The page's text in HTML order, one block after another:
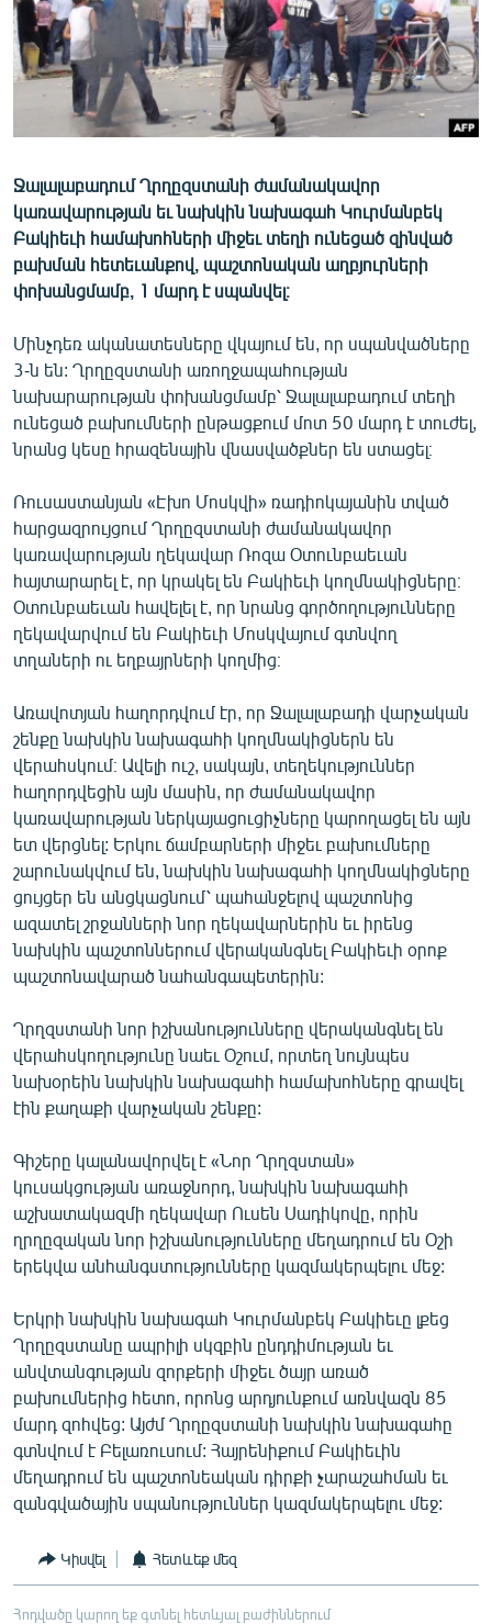
ՄԻՋԱԶԳԱՅԻՆ
ՄՇԱԿՈՒՅԹ
ՍՊՈՐՏ
ՄԵԿՆԱԲԱՆՈՒԹՅՈՒՆ
ՏՏ ԵՒ ԻՆՏԵՐՆԵՏ
ԿՈՐՈՆԱՎԻՐՈՒՍ
ԱՐԽԻՎ
ՏԵՍԱՆՅՈՒԹԵՐ
ԲԱՆԱՎԵՃ
ՁԳՏԵԼՈՎ ԼԱՎԱԳՈՒՅՆԻՆ
ՓՈԴՔԱՍԹ
English
Русский
ՀԵՏԵՎԵՔ ՄԵԶ
«Ազատության» բոլոր կայքերը
Ջալալաբադում Ղրղըզստանի ժամանակավոր
կառավարության եւ նախկին նախագահ Կուրմանբեկ
Բակիեւի համախոհների միջեւ տեղի ունեցած զինված
բախման հետեւանքով, պաշտոնական աղբյուրների
փոխանցմամբ, 1 մարդ է սպանվել։
Մինչդեռ ականատեսները վկայում են, որ սպանվածները
3-ն են: Ղրղըզստանի առողջապահության
նախարարության փոխանցմամբ՝ Ջալալաբադում տեղի
ունեցած բախումների ընթացքում մոտ 50 մարդ է տուժել,
նրանց կեսը հրազենային վնասվածքներ են ստացել։
Ռուսաստանյան «Էխո Մոսկվի» ռադիոկայանին տված
հարցազրույցում Ղրղըզստանի ժամանակավոր
կառավարության ղեկավար Ռոզա Օտունբաեւան
հայտարարել է, որ կրակել են Բակիեւի կողմնակիցները։
Օտունբաեւան հավելել է, որ նրանց գործողությունները
ղեկավարվում են Բակիեւի Մոսկվայում գտնվող
տղաների ու եղբայրների կողմից։
Առավոտյան հաղորդվում էր, որ Ջալալաբադի վարչական
շենքը նախկին նախագահի կողմնակիցներն են
վերահսկում։ Ավելի ուշ, սակայն, տեղեկություններ
հաղորդվեցին այն մասին, որ ժամանակավոր
կառավարության ներկայացուցիչները կարողացել են այն
ետ վերցնել: Երկու ճամբարների միջեւ բախումները
շարունակվում են, նախկին նախագահի կողմնակիցները
ցույցեր են անցկացնում՝ պահանջելով պաշտոնից
ազատել շրջանների նոր ղեկավարներին եւ իրենց
նախկին պաշտոններում վերականգնել Բակիեւի օրոք
պաշտոնավարած նահանգապետերին:
Ղրղզստանի նոր իշխանությունները վերականգնել են
վերահսկողությունը նաեւ Օշում, որտեղ նույնպես
նախօրեին նախկին նախագահի համախոհները գրավել
էին քաղաքի վարչական շենքը:
Գիշերը կալանավորվել է «Նոր Ղրղզստան»
կուսակցության առաջնորդ, նախկին նախագահի
աշխատակազմի ղեկավար Ուսեն Սադիկովը, որին
ղրղըզական նոր իշխանությունները մեղադրում են Օշի
երեկվա անհանգստությունները կազմակերպելու մեջ:
Երկրի նախկին նախագահ Կուրմանբեկ Բակիեւը լքեց
Ղրղըզստանը ապրիլի սկզբին ընդդիմության եւ
անվտանգության զորքերի միջեւ ծայր առած
բախումներից հետո, որոնց արդյունքում առնվազն 85
մարդ զոհվեց: Այժմ Ղրղըզստանի նախկին նախագահը
գտնվում է Բելառուսում: Հայրենիքում Բակիեւին
մեղադրում են պաշտոնեական դիրքի չարաշահման եւ
զանգվածային սպանություններ կազմակերպելու մեջ:
Կիսվել Հետևեք մեզ
Հոդվածը կարող եք գտնել հետևյալ բաժիններում